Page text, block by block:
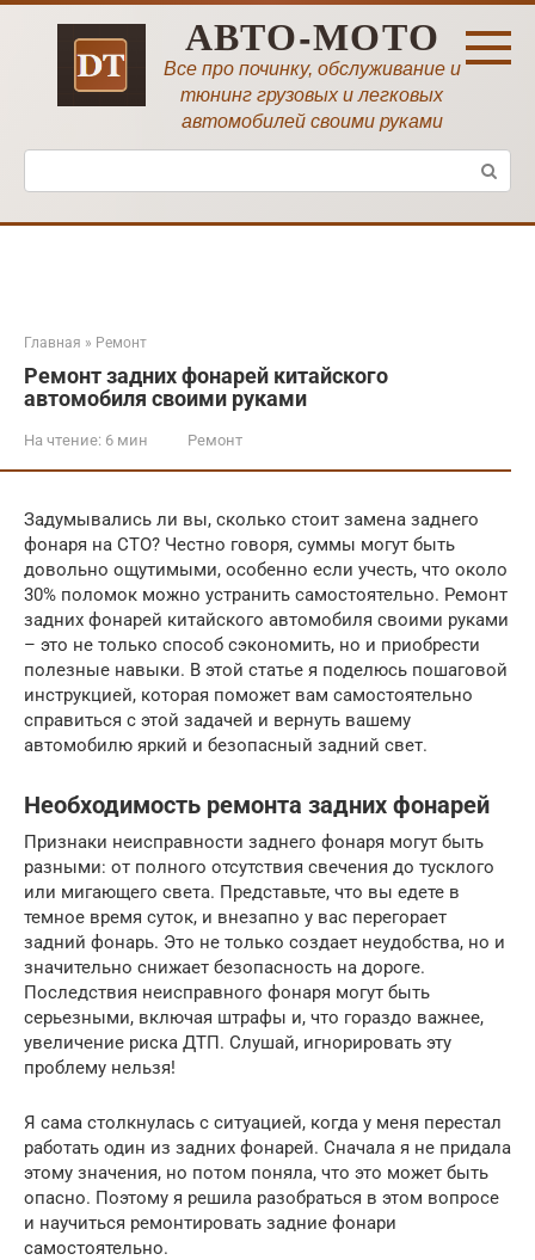
Перейти
АВТО-МОТО
Все про починку, обслуживание и
тюнинг грузовых и легковых
автомобилей своими руками
Поиск:
Главная » Ремонт
Ремонт задних фонарей китайского
автомобиля своими руками
На чтение: 6 мин Ремонт
Задумывались ли вы, сколько стоит замена заднего
фонаря на СТО? Честно говоря, суммы могут быть
довольно ощутимыми, особенно если учесть, что около
30% поломок можно устранить самостоятельно. Ремонт
задних фонарей китайского автомобиля своими руками
– это не только способ сэкономить, но и приобрести
полезные навыки. В этой статье я поделюсь пошаговой
инструкцией, которая поможет вам самостоятельно
справиться с этой задачей и вернуть вашему
автомобилю яркий и безопасный задний свет.
Необходимость ремонта задних фонарей
Признаки неисправности заднего фонаря могут быть
разными: от полного отсутствия свечения до тусклого
или мигающего света. Представьте, что вы едете в
темное время суток, и внезапно у вас перегорает
задний фонарь. Это не только создает неудобства, но и
значительно снижает безопасность на дороге.
Последствия неисправного фонаря могут быть
серьезными, включая штрафы и, что гораздо важнее,
увеличение риска ДТП. Слушай, игнорировать эту
проблему нельзя!
Я сама столкнулась с ситуацией, когда у меня перестал
работать один из задних фонарей. Сначала я не придала
этому значения, но потом поняла, что это может быть
опасно. Поэтому я решила разобраться в этом вопросе
и научиться ремонтировать задние фонари
самостоятельно.